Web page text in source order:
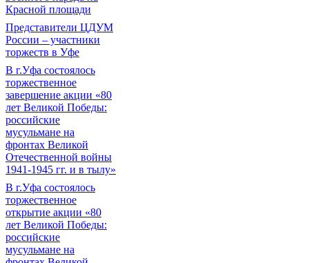
Красной площади
Представители ЦДУМ
России – участники
торжеств в Уфе
В г.Уфа состоялось
торжественное
завершение акции «80
лет Великой Победы:
российские
мусульмане на
фронтах Великой
Отечественной войны
1941-1945 гг. и в тылу»
В г.Уфа состоялось
торжественное
открытие акции «80
лет Великой Победы:
российские
мусульмане на